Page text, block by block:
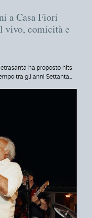
a Casa Fiori
vivo, comicità e
ha proposto hits,
tra gli anni Settanta…